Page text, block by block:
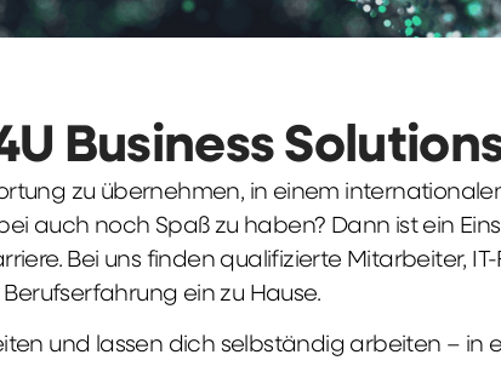
Business
zu übernehmen, in einem
noch Spaß zu haben? Dann ist ein
Bei uns finden qualifizierte Mitarbeiter,
ein zu Hause.
und lassen dich selbständig arbeiten – in